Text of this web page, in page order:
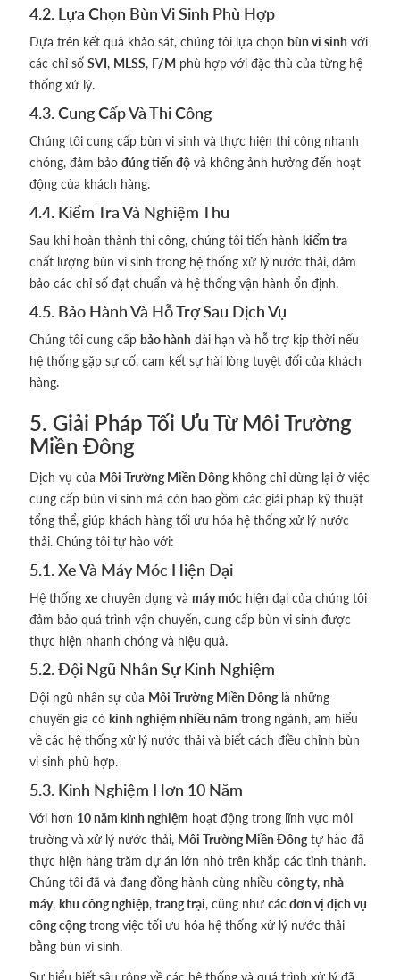
4.2. Lựa Chọn Bùn Vi Sinh Phù Hợp
Dựa trên kết quả khảo sát, chúng tôi lựa chọn bùn vi sinh với
các chỉ số SVI, MLSS, F/M phù hợp với đặc thù của từng hệ
thống xử lý.
4.3. Cung Cấp Và Thi Công
Chúng tôi cung cấp bùn vi sinh và thực hiện thi công nhanh
chóng, đảm bảo đúng tiến độvà không ảnh hưởng đến hoạt
động của khách hàng.
4.4. Kiểm Tra Và Nghiệm Thu
Sau khi hoàn thành thi công, chúng tôi tiến hành kiểm tra
chất lượng bùn vi sinh trong hệ thống xử lý nước thải, đảm
bảo các chỉ số đạt chuẩn và hệ thống vận hành ổn định.
4.5. Bảo Hành Và Hỗ Trợ Sau Dịch Vụ
Chúng tôi cung cấp bảo hành dài hạn và hỗ trợ kịp thời nếu
hệ thống gặp sự cố, cam kết sự hài lòng tuyệt đối của khách
hàng.
5. Giải Pháp Tối Ưu Từ Môi Trường
Miền Đông
Dịch vụ của Môi Trường Miền Đôngkhông chỉ dừng lại ở việc
cung cấp bùn vi sinh mà còn bao gồm các giải pháp kỹ thuật
tổng thể, giúp khách hàng tối ưu hóa hệ thống xử lý nước
thải. Chúng tôi tự hào với:
5.1. Xe Và Máy Móc Hiện Đại
Hệ thống xechuyên dụng và máy móchiện đại của chúng tôi
đảm bảo quá trình vận chuyển, cung cấp bùn vi sinh được
thực hiện nhanh chóng và hiệu quả.
5.2. Đội Ngũ Nhân Sự Kinh Nghiệm
Đội ngũ nhân sự của Môi Trường Miền Đônglà những
chuyên gia có kinh nghiệm nhiều năm trong ngành, am hiểu
về các hệ thống xử lý nước thải và biết cách điều chỉnh bùn
vi sinh phù hợp.
5.3. Kinh Nghiệm Hơn 10 Năm
Với hơn 10 năm kinh nghiệm hoạt động trong lĩnh vực môi
trường và xử lý nước thải, Môi Trường Miền Đôngtự hào đã
thực hiện hàng trăm dự án lớn nhỏ trên khắp các tỉnh thành.
Chúng tôi đã và đang đồng hành cùng nhiều công ty, nhà
máy, khu công nghiệp, trang trại, cũng như các đơn vị dịch vụ
công cộngtrong việc tối ưu hóa hệ thống xử lý nước thải
bằng bùn vi sinh.
Sự hiểu biết sâu rộng về các hệ thống và quá trình xử lý đã